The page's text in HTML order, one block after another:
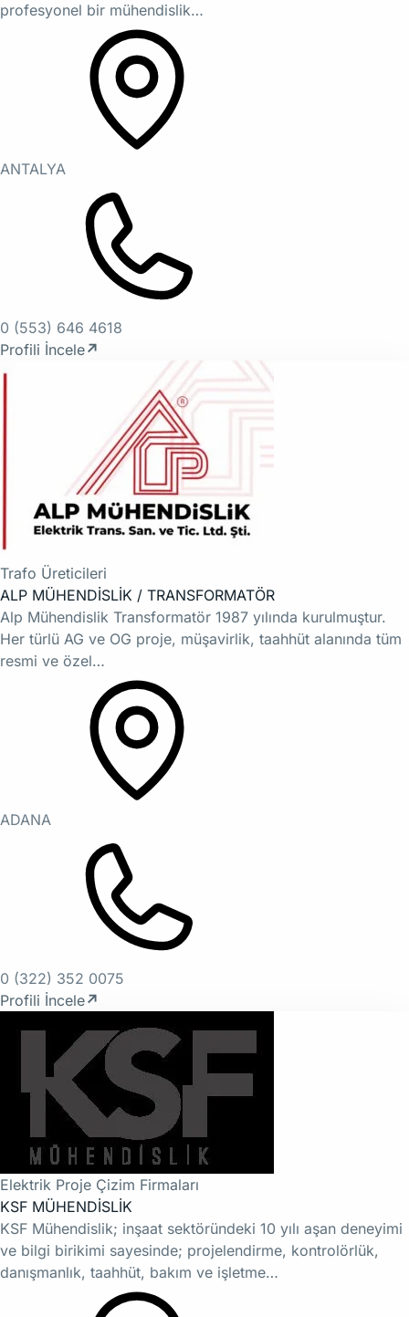
profesyonel bir mühendislik…
ANTALYA
0 (553) 646 4618
Profili İncele↗
Trafo Üreticileri
ALP MÜHENDİSLİK / TRANSFORMATÖR
Alp Mühendislik Transformatör 1987 yılında kurulmuştur.
Her türlü AG ve OG proje, müşavirlik, taahhüt alanında tüm
resmi ve özel…
ADANA
0 (322) 352 0075
Profili İncele↗
Elektrik Proje Çizim Firmaları
KSF MÜHENDİSLİK
KSF Mühendislik; inşaat sektöründeki 10 yılı aşan deneyimi
ve bilgi birikimi sayesinde; projelendirme, kontrolörlük,
danışmanlık, taahhüt, bakım ve işletme…